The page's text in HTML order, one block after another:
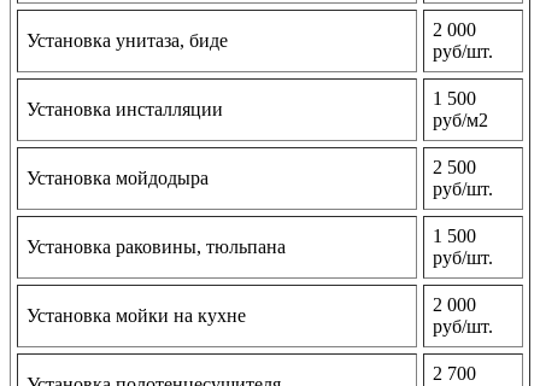
Установка унитаза, биде
2 000
руб/шт.
Установка инсталляции
1 500
руб/м2
Установка мойдодыра
2 500
руб/шт.
Установка раковины, тюльпана
1 500
руб/шт.
Установка мойки на кухне
2 000
руб/шт.
2 700